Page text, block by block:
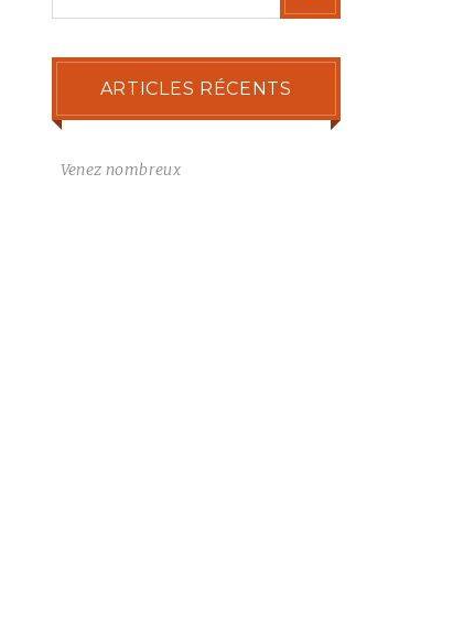
ARTICLES RÉCENTS
Venez nombreux